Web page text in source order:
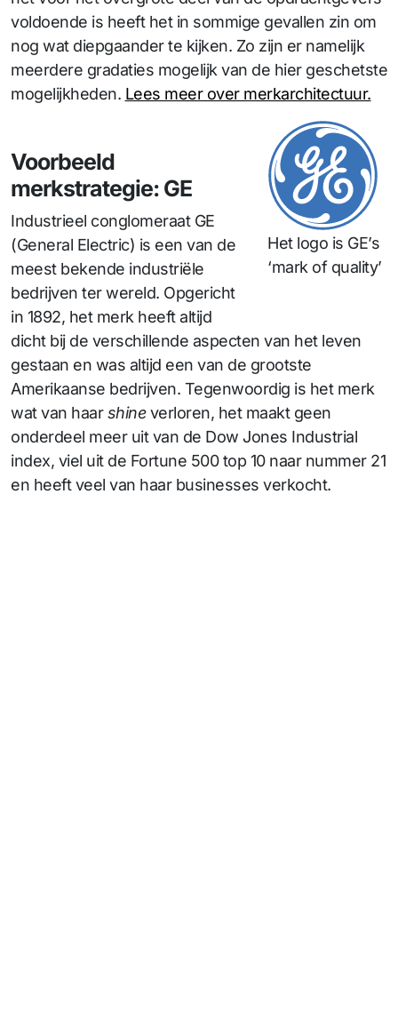
voldoende is heeft het in sommige gevallen zin om
nog wat diepgaander te kijken. Zo zijn er namelijk
meerdere gradaties mogelijk van de hier geschetste
mogelijkheden. Lees meer over merkarchitectuur.
Het logo is GE’s
‘mark of quality’
Voorbeeld
merkstrategie: GE
Industrieel conglomeraat GE
(General Electric) is een van de
meest bekende industriële
bedrijven ter wereld. Opgericht
in 1892, het merk heeft altijd
dicht bij de verschillende aspecten van het leven
gestaan en was altijd een van de grootste
Amerikaanse bedrijven. Tegenwoordig is het merk
wat van haarshineverloren, het maakt geen
onderdeel meer uit van de Dow Jones Industrial
index, viel uit de Fortune 500 top 10 naar nummer 21
en heeft veel van haar businesses verkocht.